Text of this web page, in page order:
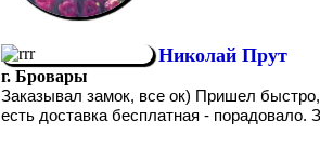
Николай Прут
г. Бровары
Заказывал замок, все ок) Пришел
есть доставка бесплатная - порадовало.